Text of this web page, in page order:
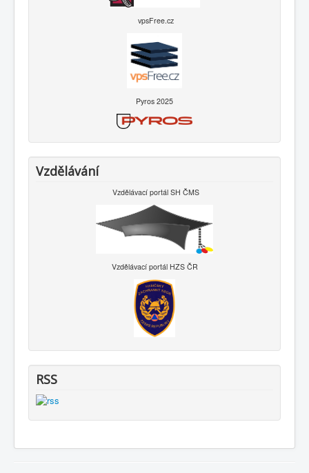
vpsFree.cz
Pyros 2025
Vzdělávání
Vzdělávací portál SH ČMS
Vzdělávací portál HZS ČR
RSS